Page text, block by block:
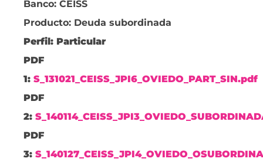
Banco: CEISS
Producto: Deuda subordinada
Perfil: Particular
PDF
1: S_131021_CEISS_JPI6_OVIEDO_PART_SIN.pdf
PDF
2:
PDF
3: